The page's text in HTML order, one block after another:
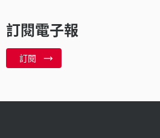
訂閱電子報
訂閱